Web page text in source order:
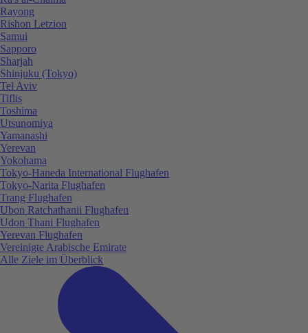
Rayong
Rishon Letzion
Samui
Sapporo
Sharjah
Shinjuku (Tokyo)
Tel Aviv
Tiflis
Toshima
Utsunomiya
Yamanashi
Yerevan
Yokohama
Tokyo-Haneda International Flughafen
Tokyo-Narita Flughafen
Trang Flughafen
Ubon Ratchathanii Flughafen
Udon Thani Flughafen
Yerevan Flughafen
Vereinigte Arabische Emirate
Alle Ziele im Überblick